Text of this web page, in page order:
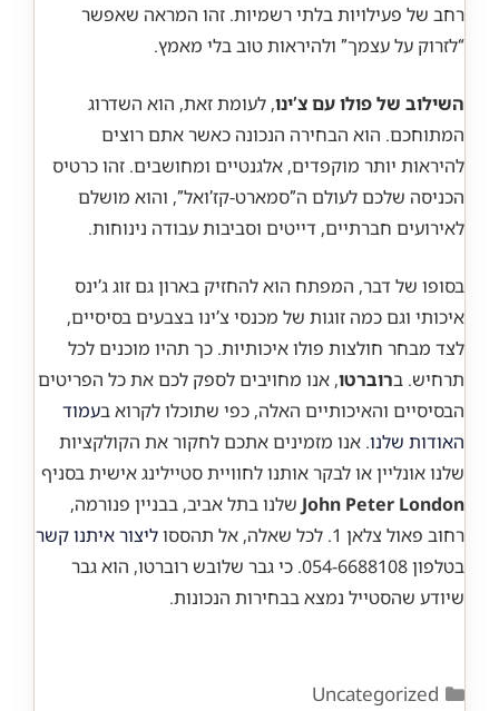
רחב של פעילויות בלתי רשמיות. זהו המראה שאפשר
“לזרוק על עצמך” ולהיראות טוב בלי מאמץ.
השילוב של פולו עם צ’ינו, לעומת זאת, הוא השדרוג
המתוחכם. הוא הבחירה הנכונה כאשר אתם רוצים
להיראות יותר מוקפדים, אלגנטיים ומחושבים. זהו כרטיס
הכניסה שלכם לעולם ה”סמארט-קז’ואל”, והוא מושלם
לאירועים חברתיים, דייטים וסביבות עבודה נינוחות.
בסופו של דבר, המפתח הוא להחזיק בארון גם זוג ג’ינס
איכותי וגם כמה זוגות של מכנסי צ’ינו בצבעים בסיסיים,
לצד מבחר חולצות פולו איכותיות. כך תהיו מוכנים לכל
תרחיש. ברוברטו, אנו מחויבים לספק לכם את כל הפריטים
הבסיסיים והאיכותיים האלה, כפי שתוכלו לקרוא בעמוד
האודות שלנו. אנו מזמינים אתכם לחקור את הקולקציות
שלנו אונליין או לבקר אותנו לחוויית סטיילינג אישית בסניף
John Peter London שלנו בתל אביב, בבניין פנורמה,
רחוב פאול צלאן 1. לכל שאלה, אל תהססו
ליצור איתנו קשר
בטלפון 054-6688108. כי גבר שלובש רוברטו, הוא גבר
שיודע שהסטייל נמצא בבחירות הנכונות.
Categories
Uncategorized